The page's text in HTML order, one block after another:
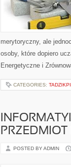
merytoryczny, ale
osoby, które dopiero
Energetyczne i
CATEGORIES:
POSTED BY ADMIN